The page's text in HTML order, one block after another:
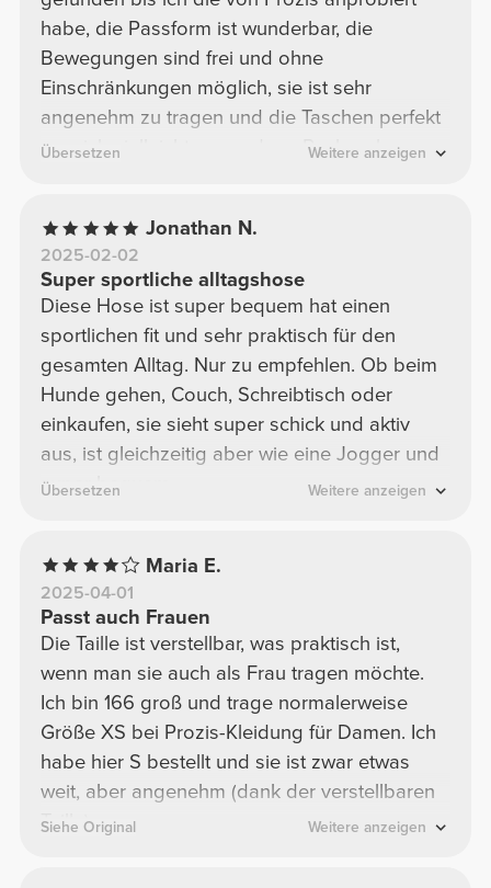
habe, die Passform ist wunderbar, die
Bewegungen sind frei und ohne
Einschränkungen möglich, sie ist sehr
angenehm zu tragen und die Taschen perfekt
um sich vielleicht sogar denn Rucksack zu
wenn Mann schick sein will ist diese Hose ein
must have !
Übersetzen Weitere anzeigen
Jonathan N.
2025-02-02
Super sportliche alltagshose
Diese Hose ist super bequem hat einen
sportlichen fit und sehr praktisch für den
gesamten Alltag. Nur zu empfehlen. Ob beim
Hunde gehen, Couch, Schreibtisch oder
einkaufen, sie sieht super schick und aktiv
aus, ist gleichzeitig aber wie eine Jogger und
super bequem.
Übersetzen Weitere anzeigen
Maria E.
2025-04-01
Passt auch Frauen
Die Taille ist verstellbar, was praktisch ist,
wenn man sie auch als Frau tragen möchte.
Ich bin 166 groß und trage normalerweise
Größe XS bei Prozis-Kleidung für Damen. Ich
habe hier S bestellt und sie ist zwar etwas
weit, aber angenehm (dank der verstellbaren
Taille).
Siehe Original Weitere anzeigen